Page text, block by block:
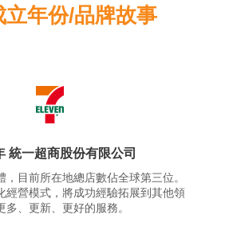
立年份/品牌故事
統一超商股份有限公司
目前所在地總店數佔全球第三位。
經營模式，將成功經驗拓展到其他領
、更新、更好的服務。